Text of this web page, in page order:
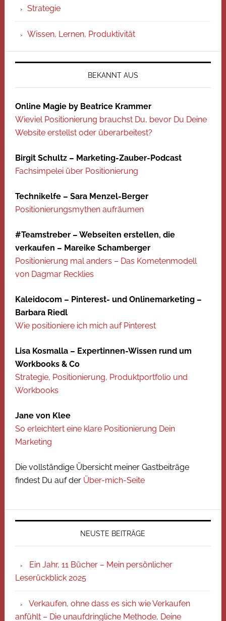
Strategie
Wissen, Lernen, Produktivität
BEKANNT AUS
Online Magie by Beatrice Krammer
Wieviel Positionierung brauchst Du, bevor Du Deine
Website erstellst oder überarbeitest?
Birgit Schultz – Marketing-Zauber-Podcast
Fachsimpelei über Positionierung
Technikelfe – Sara Menzel-Berger
Positionierungsmythen aufräumen
#Teamstreber – Webseiten erstellen, die
verkaufen – Mareike Schamberger
Positionierung mal anders – Das Kometenmodell
von Dagmar Recklies
Kaleidocom – Pinterest- und Onlinemarketing –
Barbara Riedl
Wie positioniere ich mich auf Pinterest
Lisa Kosmalla – Expertinnen-Wissen rund um
Workbooks & Co
Strategie, Positionierung, Produktportfolio und
Workbooks
Jane von Klee
So erleichtert eine klare Positionierung Dein
Marketing
Die vollständige Übersicht meiner Gastbeiträge
findest Du auf der Über-mich-Seite
NEUSTE BEITRÄGE
Ein Jahr, 11 Bücher – Mein persönlicher
Leserückblick 2025
Verkaufen, ohne dass es sich wie Verkaufen
anfühlt – Die unaufdringliche Methode, Deine